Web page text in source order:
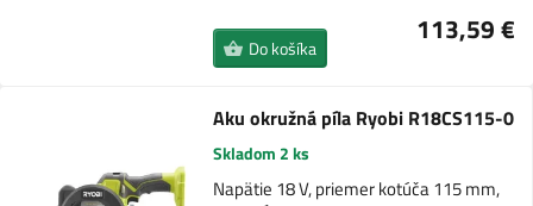
113,59 €
Do košíka
Aku okružná píla Ryobi R18CS115-0
Skladom 2 ks
Napätie 18 V, priemer kotúča 115 mm,